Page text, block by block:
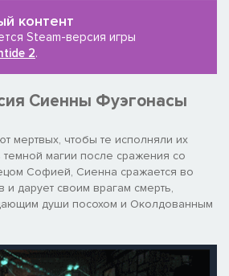
контент
Steam-версия игры
2.
Сиенны Фуэгонасы
мертвых, чтобы те исполняли их
магии после сражения со
Софией, Сиенна сражается во
и дарует своим врагам смерть,
души посохом и Околдованным